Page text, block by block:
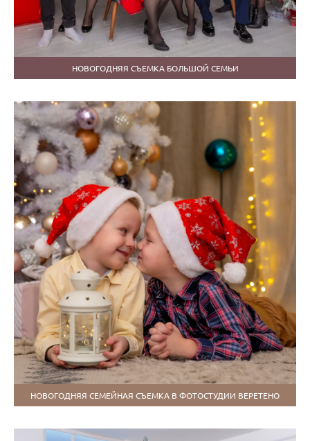
НОВОГОДНЯЯ СЪЕМКА БОЛЬШОЙ СЕМЬИ
НОВОГОДНЯЯ СЕМЕЙНАЯ СЪЕМКА В ФОТОСТУДИИ ВЕРЕТЕНО